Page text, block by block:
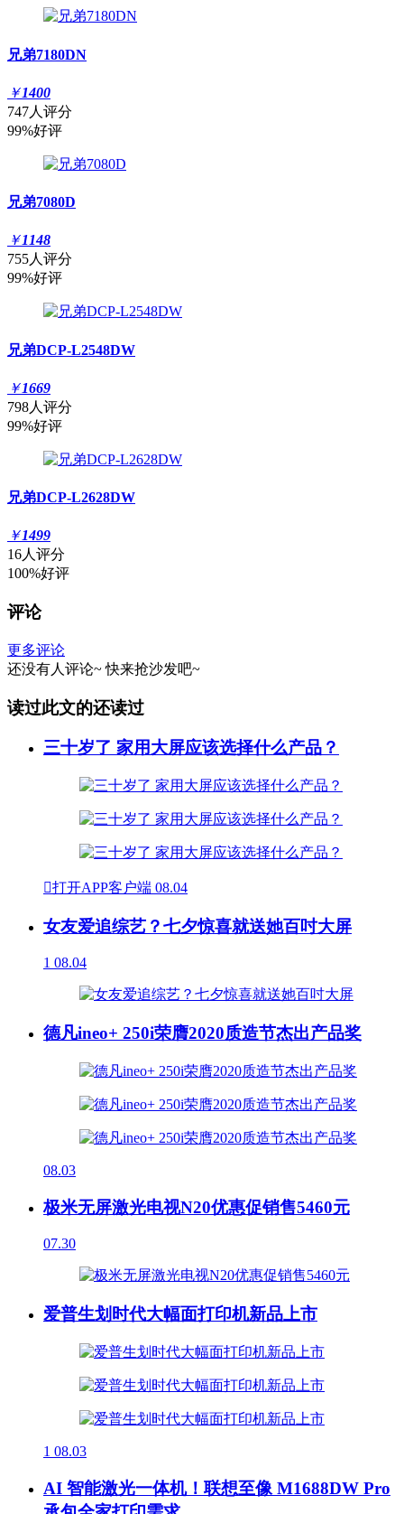
兄弟7180DN
￥1400
747人评分
99%好评
兄弟7080D
￥1148
755人评分
99%好评
兄弟DCP-L2548DW
￥1669
798人评分
99%好评
兄弟DCP-L2628DW
￥1499
16人评分
100%好评
评论
更多评论
还没有人评论~ 快来抢沙发吧~
读过此文的还读过
三十岁了 家用大屏应该选择什么产品？
打开APP客户端 08.04
女友爱追综艺？七夕惊喜就送她百吋大屏
1 08.04
德凡ineo+ 250i荣膺2020质造节杰出产品奖
08.03
极米无屏激光电视N20优惠促销售5460元
07.30
爱普生划时代大幅面打印机新品上市
1 08.03
AI 智能激光一体机！联想至像 M1688DW Pro